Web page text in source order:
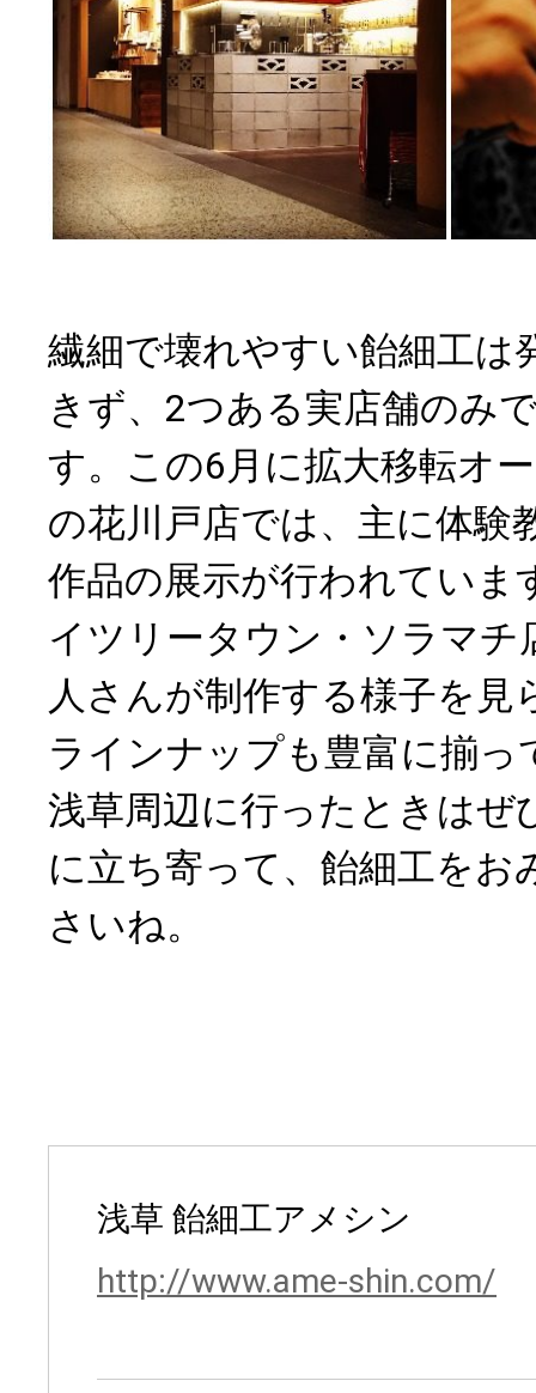
繊細で壊れやすい飴細工は
きず、2つある実店舗のみ
す。この6月に拡大移転オ
の花川戸店では、主に体験
作品の展示が行われていま
イツリータウン・ソラマチ
人さんが制作する様子を見
ラインナップも豊富に揃っ
浅草周辺に行ったときはぜ
に立ち寄って、飴細工をお
さいね。
浅草 飴細工アメシン
http://www.ame-shin.com/